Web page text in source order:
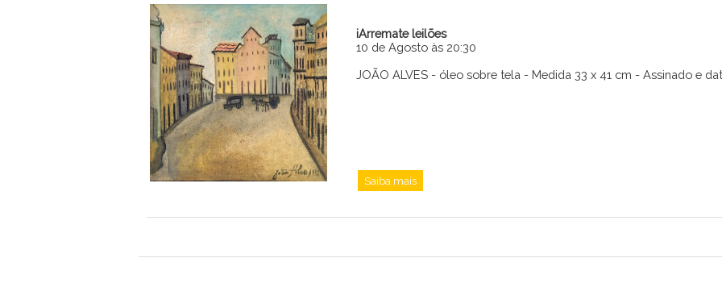
iArremate leilões
10 de Agosto às 20:30
JOÃO ALVES - óleo sobre tela - Medida 33 x 41 cm - Assinado e
Saiba mais